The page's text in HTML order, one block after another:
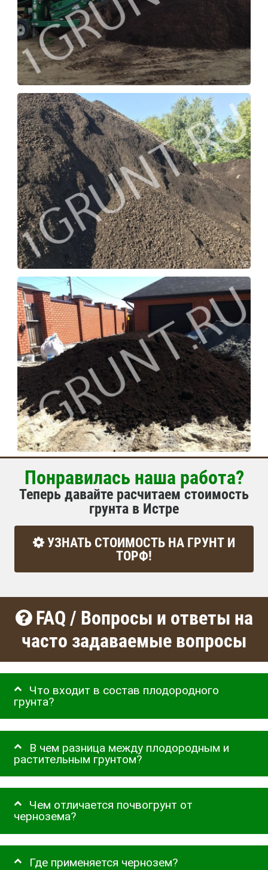
Понравилась наша работа?
Теперь давайте расчитаем стоимость
грунта в Истре
УЗНАТЬ СТОИМОСТЬ НА ГРУНТ И
ТОРФ!
FAQ / Вопросы и ответы на
часто задаваемые вопросы
Что входит в состав плодородного
грунта?
В чем разница между плодородным и
растительным грунтом?
Чем отличается почвогрунт от
чернозема?
Где применяется чернозем?